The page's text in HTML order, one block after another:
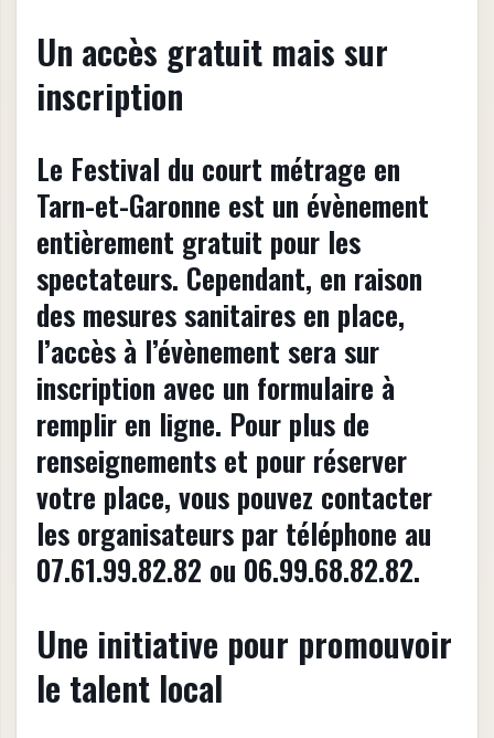
Un accès gratuit mais sur
inscription
Le Festival du court métrage en
Tarn-et-Garonne est un évènement
entièrement gratuit pour les
spectateurs. Cependant, en raison
des mesures sanitaires en place,
l’accès à l’évènement sera sur
inscription avec un formulaire à
remplir en ligne. Pour plus de
renseignements et pour réserver
votre place, vous pouvez contacter
les organisateurs par téléphone au
07.61.99.82.82 ou 06.99.68.82.82.
Une initiative pour promouvoir
le talent local